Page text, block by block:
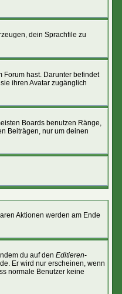
dein Sprachfile zu
Forum hast. Darunter befindet
ihren Avatar zugänglich
Boards benutzen Ränge,
Beiträgen, nur um deinen
Aktionen werden am Ende
du auf den Editieren-
Er wird nur erscheinen, wenn
normale Benutzer keine